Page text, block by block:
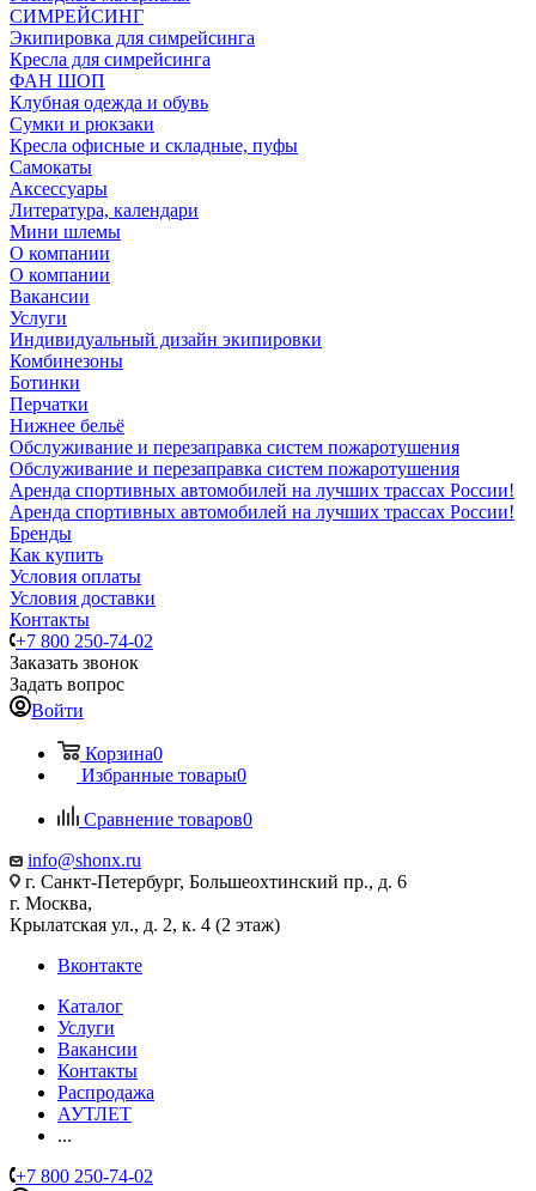
СИМРЕЙСИНГ
Экипировка для симрейсинга
Кресла для симрейсинга
ФАН ШОП
Клубная одежда и обувь
Сумки и рюкзаки
Кресла офисные и складные, пуфы
Самокаты
Аксессуары
Литература, календари
Мини шлемы
О компании
О компании
Вакансии
Услуги
Индивидуальный дизайн экипировки
Комбинезоны
Ботинки
Перчатки
Нижнее бельё
Обслуживание и перезаправка систем пожаротушения
Обслуживание и перезаправка систем пожаротушения
Аренда спортивных автомобилей на лучших трассах России!
Аренда спортивных автомобилей на лучших трассах России!
Бренды
Как купить
Условия оплаты
Условия доставки
Контакты
+7 800 250-74-02
Заказать звонок
Задать вопрос
Войти
Корзина0
Избранные товары0
Сравнение товаров0
info@shonx.ru
г. Санкт-Петербург, Большеохтинский пр., д. 6
г. Москва,
Крылатская ул., д. 2, к. 4 (2 этаж)
Вконтакте
Каталог
Услуги
Вакансии
Контакты
Распродажа
АУТЛЕТ
...
+7 800 250-74-02